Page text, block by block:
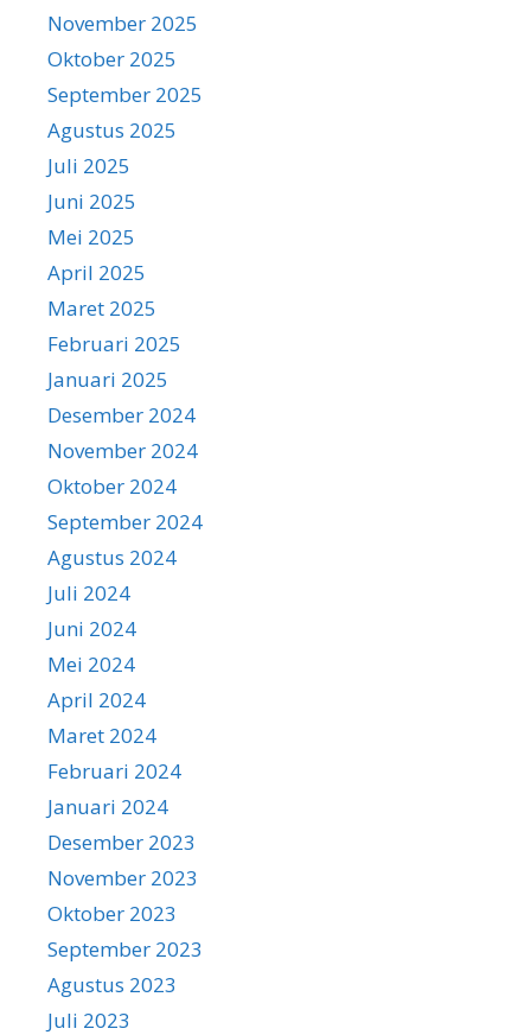
November 2025
Oktober 2025
September 2025
Agustus 2025
Juli 2025
Juni 2025
Mei 2025
April 2025
Maret 2025
Februari 2025
Januari 2025
Desember 2024
November 2024
Oktober 2024
September 2024
Agustus 2024
Juli 2024
Juni 2024
Mei 2024
April 2024
Maret 2024
Februari 2024
Januari 2024
Desember 2023
November 2023
Oktober 2023
September 2023
Agustus 2023
Juli 2023